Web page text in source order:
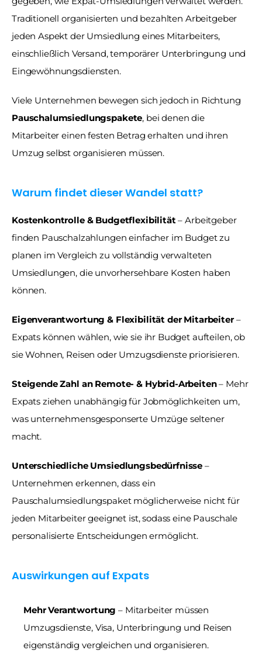
Traditionell organisierten und bezahlten Arbeitgeber
jeden Aspekt der Umsiedlung eines Mitarbeiters,
einschließlich Versand, temporärer Unterbringung und
Eingewöhnungsdiensten.
Pauschalumsiedlungspakete, bei denen die
Mitarbeiter einen festen Betrag erhalten und ihren
Umzug selbst organisieren müssen.
Warum findet dieser Wandel statt?
Kostenkontrolle & Budgetflexibilität – Arbeitgeber
finden Pauschalzahlungen einfacher im Budget zu
planen im Vergleich zu vollständig verwalteten
Umsiedlungen, die unvorhersehbare Kosten haben
können.
Eigenverantwortung & Flexibilität der Mitarbeiter –
Expats können wählen, wie sie ihr Budget aufteilen, ob
sie Wohnen, Reisen oder Umzugsdienste priorisieren.
Steigende Zahl an Remote- & Hybrid-Arbeiten – Mehr
Expats ziehen unabhängig für Jobmöglichkeiten um,
was unternehmensgesponserte Umzüge seltener
macht.
Unterschiedliche Umsiedlungsbedürfnisse –
Unternehmen erkennen, dass ein
Pauschalumsiedlungspaket möglicherweise nicht für
jeden Mitarbeiter geeignet ist, sodass eine Pauschale
personalisierte Entscheidungen ermöglicht.
Auswirkungen auf Expats
Mehr Verantwortung – Mitarbeiter müssen
Umzugsdienste, Visa, Unterbringung und Reisen
eigenständig vergleichen und organisieren.